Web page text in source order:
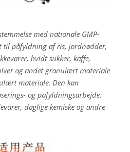
med nationale GMP-
til påfyldning af ris, jordnødder,
hvidt sukker, kaffe,
og andet granulært materiale
materiale. Den kan
og påfyldningsarbejde.
daglige kemiske og andre